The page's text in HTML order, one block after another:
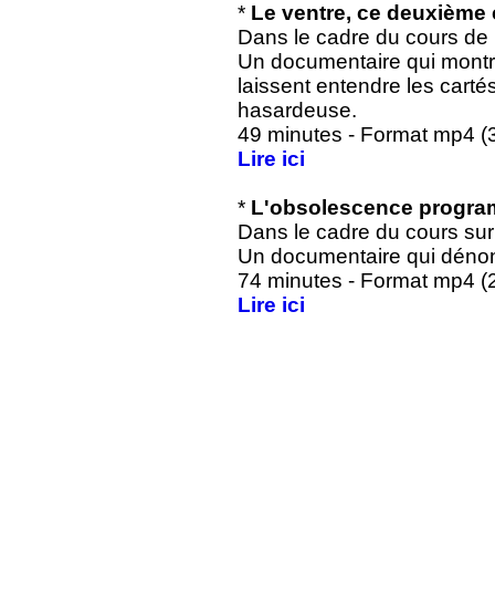
* Le ventre, ce deuxième
Dans le cadre du cours
Un documentaire qui
laissent entendre les
hasardeuse.
49 minutes - Format mp4
Lire ici
* L'obsolescence
Dans le cadre du cours
Un documentaire qui
74 minutes - Format mp4
Lire ici